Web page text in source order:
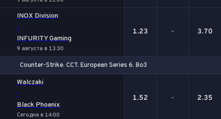
INOX Division
-
INFURITY Gaming
9 августа в 13:30
1.23 - 3.70
Counter-Strike. CCT. European Series 6. Bo3
Walczaki
-
Black Phoenix
Сегодня в 14:00
1.52 - 2.35